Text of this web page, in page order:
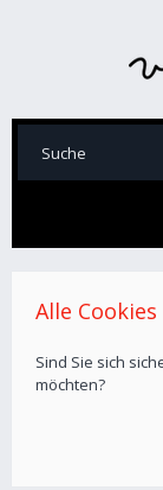
Alle
Sind Sie sich
möchten?